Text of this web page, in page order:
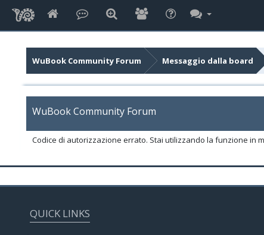
WuBook Community Forum Messaggio dalla board
WuBook Community Forum
Codice di autorizzazione errato. Stai utilizzando la funzione in
QUICK LINKS